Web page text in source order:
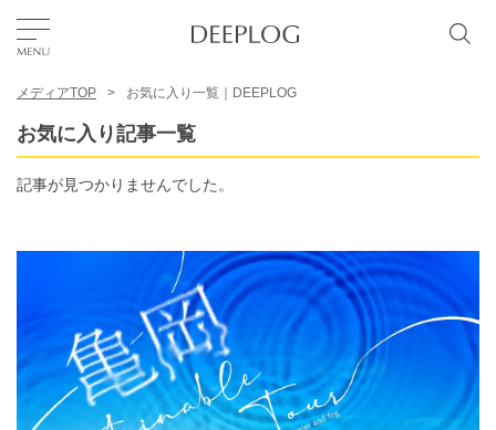
TOP
日本語
メディアTOP お気に入り一覧｜DEEPLOG
お気に入り記事一覧
記事が見つかりませんでした。